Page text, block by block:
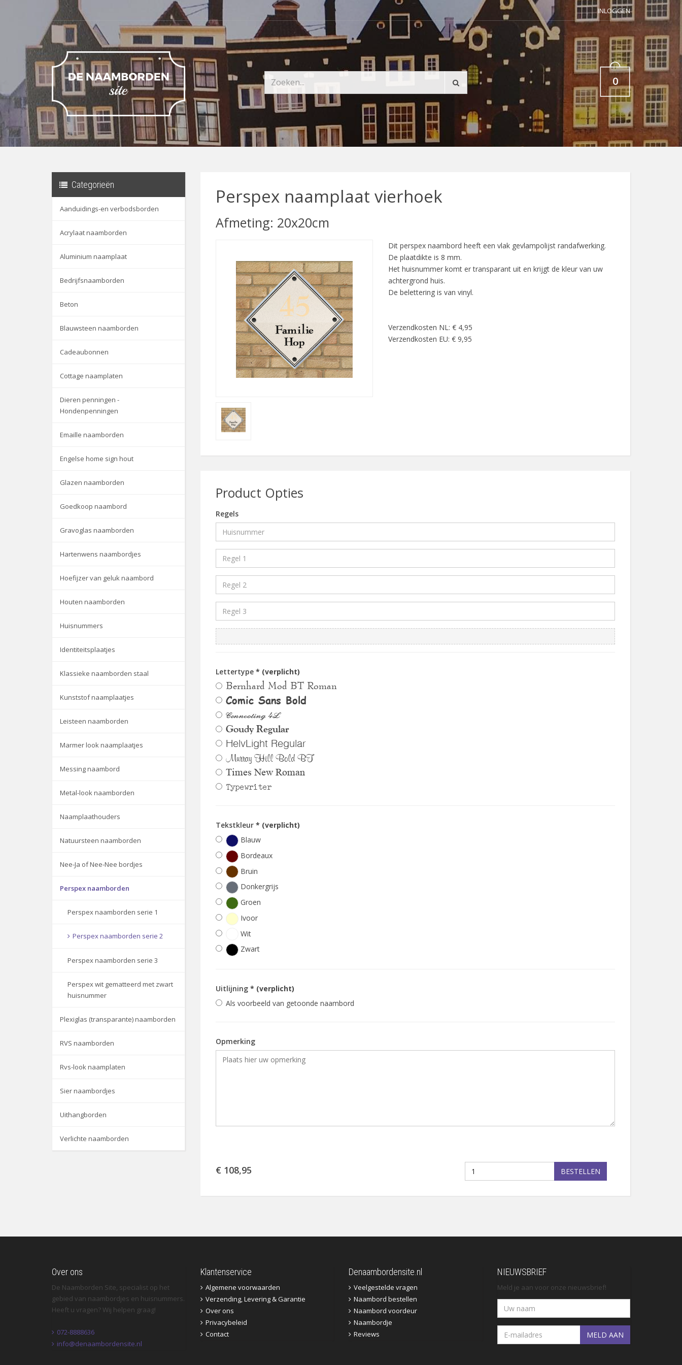
INLOGGEN
0
Categorieën
Aanduidings-en verbodsborden
Acrylaat naamborden
Aluminium naamplaat
Bedrijfsnaamborden
Beton
Blauwsteen naamborden
Cadeaubonnen
Cottage naamplaten
Dieren penningen -
Hondenpenningen
Emaille naamborden
Engelse home sign hout
Glazen naamborden
Goedkoop naambord
Gravoglas naamborden
Hartenwens naambordjes
Hoefijzer van geluk naambord
Houten naamborden
Huisnummers
Identiteitsplaatjes
Klassieke naamborden staal
Kunststof naamplaatjes
Leisteen naamborden
Marmer look naamplaatjes
Messing naambord
Metal-look naamborden
Naamplaathouders
Natuursteen naamborden
Nee-Ja of Nee-Nee bordjes
Perspex naamborden
Perspex naamborden serie 1
Perspex naamborden serie 2
Perspex naamborden serie 3
Perspex wit gematteerd met zwart
huisnummer
Plexiglas (transparante) naamborden
RVS naamborden
Rvs-look naamplaten
Sier naambordjes
Uithangborden
Verlichte naamborden
Perspex naamplaat vierhoek
Afmeting: 20x20cm
Dit perspex naambord heeft een vlak gevlampolijst randafwerking.
De plaatdikte is 8 mm.
Het huisnummer komt er transparant uit en krijgt de kleur van uw
achtergrond huis.
De belettering is van vinyl.
Verzendkosten NL: € 4,95
Verzendkosten EU: € 9,95
Product Opties
Regels
Lettertype * (verplicht)
Bernhard Mod BT Roman
Comic Sans Bold
Connecting 4L
Goudy Regular
HelvLight Regular
Murray Hill Bold BT
Times New Roman
Typewriter
Tekstkleur * (verplicht)
Blauw
Bordeaux
Bruin
Donkergrijs
Groen
Ivoor
Wit
Zwart
Uitlijning * (verplicht)
Als voorbeeld van getoonde naambord
Opmerking
€ 108,95 BESTELLEN
Over ons
De Naamborden Site, specialist op het
gebied van naambordjes en huisnummers.
Heeft u vragen? Wij helpen graag!
072-8888636
info@denaambordensite.nl
Klantenservice
Algemene voorwaarden
Verzending, Levering & Garantie
Over ons
Privacybeleid
Contact
Denaambordensite.nl
Veelgestelde vragen
Naambord bestellen
Naambord voordeur
Naambordje
Reviews
NIEUWSBRIEF
Meld je aan voor onze nieuwsbrief!
MELD AAN